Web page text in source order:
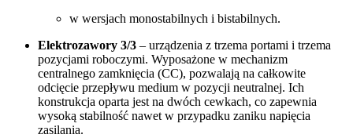
w wersjach monostabilnych i bistabilnych.
Elektrozawory 3/3 – urządzenia z trzema portami i trzema
pozycjami roboczymi. Wyposażone w mechanizm
centralnego zamknięcia (CC), pozwalają na całkowite
odcięcie przepływu medium w pozycji neutralnej. Ich
konstrukcja oparta jest na dwóch cewkach, co zapewnia
wysoką stabilność nawet w przypadku zaniku napięcia
zasilania.